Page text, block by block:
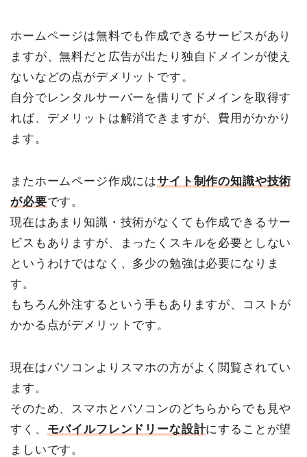
ホームページは無料でも作成できるサービスがあり
ますが、無料だと広告が出たり独自ドメインが使え
ないなどの点がデメリットです。
自分でレンタルサーバーを借りてドメインを取得す
れば、デメリットは解消できますが、費用がかかり
ます。
またホームページ作成にはサイト制作の知識や技術
が必要です。
現在はあまり知識・技術がなくても作成できるサー
ビスもありますが、まったくスキルを必要としない
というわけではなく、多少の勉強は必要になりま
す。
もちろん外注するという手もありますが、コストが
かかる点がデメリットです。
現在はパソコンよりスマホの方がよく閲覧されてい
ます。
そのため、スマホとパソコンのどちらからでも見や
すく、 モバイルフレンドリーな設計にすることが望
ましいです。